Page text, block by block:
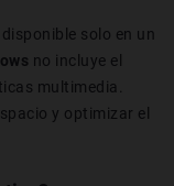
solo en un
no incluye el
multimedia.
y optimizar el